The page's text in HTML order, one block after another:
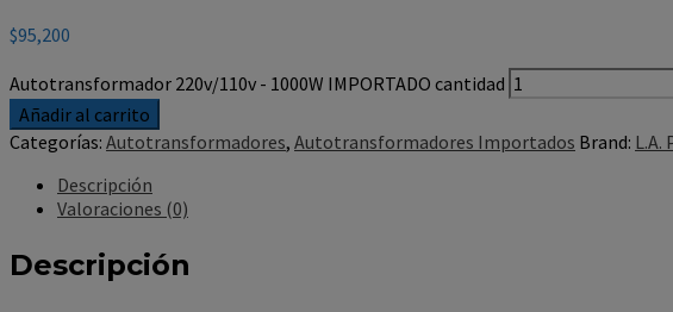
$95,200
Autotransformador 220v/110v - 1000W IMPORTADO cantidad
Añadir al carrito
Categorías: Autotransformadores, Autotransformadores Importados Brand: L.A.
Descripción
Valoraciones (0)
Descripción